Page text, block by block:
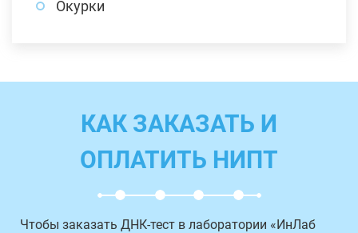
Окурки
КАК ЗАКАЗАТЬ И
ОПЛАТИТЬ НИПТ
Чтобы заказать ДНК-тест в лаборатории «ИнЛаб